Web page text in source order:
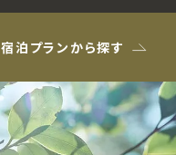
宿泊プランから探す